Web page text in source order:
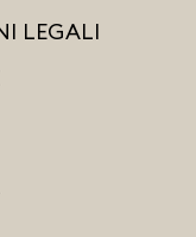
LEGALI